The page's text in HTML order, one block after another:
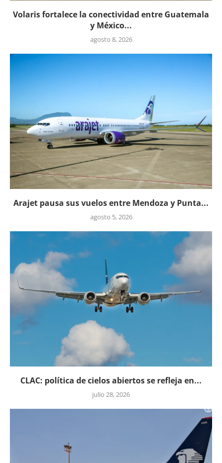
Volaris fortalece la conectividad entre Guatemala
y México...
agosto 8, 2026
Arajet pausa sus vuelos entre Mendoza y Punta...
agosto 5, 2026
CLAC: política de cielos abiertos se refleja en...
julio 28, 2026